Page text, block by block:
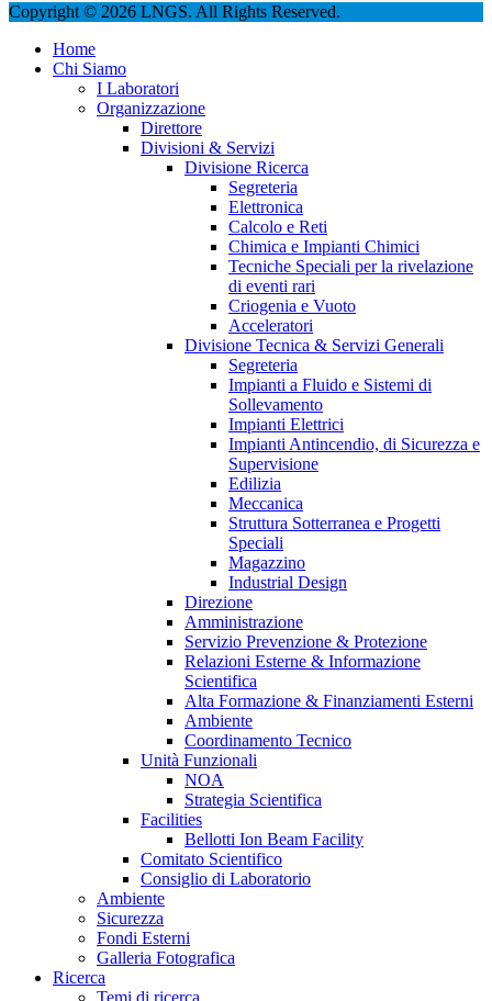
Copyright © 2026 LNGS. All Rights Reserved.
Home
Chi Siamo
I Laboratori
Organizzazione
Direttore
Divisioni & Servizi
Divisione Ricerca
Segreteria
Elettronica
Calcolo e Reti
Chimica e Impianti Chimici
Tecniche Speciali per la rivelazione
di eventi rari
Criogenia e Vuoto
Acceleratori
Divisione Tecnica & Servizi Generali
Segreteria
Impianti a Fluido e Sistemi di
Sollevamento
Impianti Elettrici
Impianti Antincendio, di Sicurezza e
Supervisione
Edilizia
Meccanica
Struttura Sotterranea e Progetti
Speciali
Magazzino
Industrial Design
Direzione
Amministrazione
Servizio Prevenzione & Protezione
Relazioni Esterne & Informazione
Scientifica
Alta Formazione & Finanziamenti Esterni
Ambiente
Coordinamento Tecnico
Unità Funzionali
NOA
Strategia Scientifica
Facilities
Bellotti Ion Beam Facility
Comitato Scientifico
Consiglio di Laboratorio
Ambiente
Sicurezza
Fondi Esterni
Galleria Fotografica
Ricerca